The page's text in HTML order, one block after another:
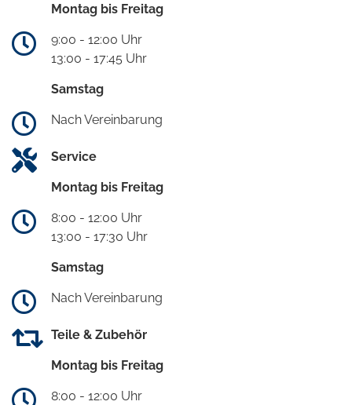
Montag bis Freitag
9:00 - 12:00 Uhr
13:00 - 17:45 Uhr
Samstag
Nach Vereinbarung
Service
Montag bis Freitag
8:00 - 12:00 Uhr
13:00 - 17:30 Uhr
Samstag
Nach Vereinbarung
Teile & Zubehör
Montag bis Freitag
8:00 - 12:00 Uhr